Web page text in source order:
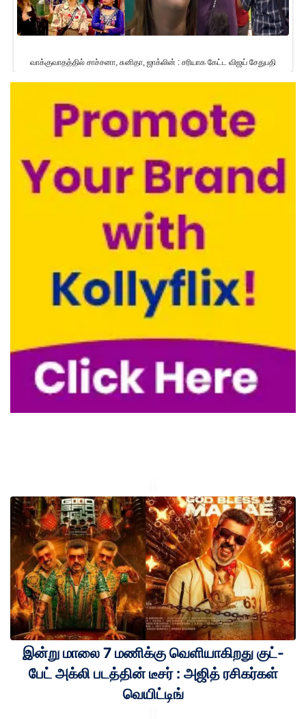
வாக்குவாதத்தில் சாச்சனா, சுனிதா, ஜாக்லின் : சரியாக கேட்ட விஜய் சேதுபதி
இன்று மாலை 7 மணிக்கு வெளியாகிறது குட்-
பேட் அக்லி படத்தின் டீசர் : அஜித் ரசிகர்கள்
வெயிட்டிங்